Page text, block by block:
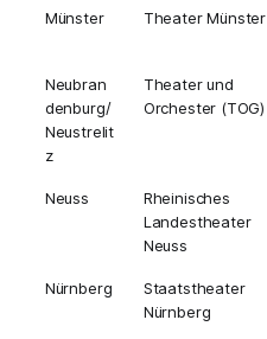
Münster Theater Münster
Neubran
denburg/
Neustrelit
z
Theater und
Orchester (TOG)
Neuss
Rheinisches
Landestheater
Neuss
Nürnberg
Staatstheater
Nürnberg